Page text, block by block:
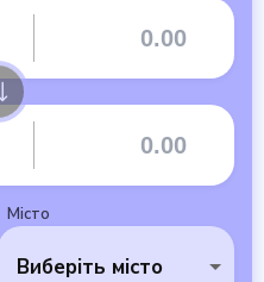
Місто
Виберіть місто